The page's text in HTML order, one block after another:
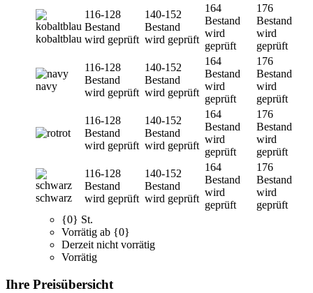
kobaltblau
116-128
Bestand
wird geprüft
140-152
Bestand
wird geprüft
164
Bestand
wird
geprüft
176
Bestand
wird
geprüft
navy
116-128
Bestand
wird geprüft
140-152
Bestand
wird geprüft
164
Bestand
wird
geprüft
176
Bestand
wird
geprüft
rot
116-128
Bestand
wird geprüft
140-152
Bestand
wird geprüft
164
Bestand
wird
geprüft
176
Bestand
wird
geprüft
schwarz
116-128
Bestand
wird geprüft
140-152
Bestand
wird geprüft
164
Bestand
wird
geprüft
176
Bestand
wird
geprüft
{0} St.
Vorrätig ab {0}
Derzeit nicht vorrätig
Vorrätig
Ihre Preisübersicht